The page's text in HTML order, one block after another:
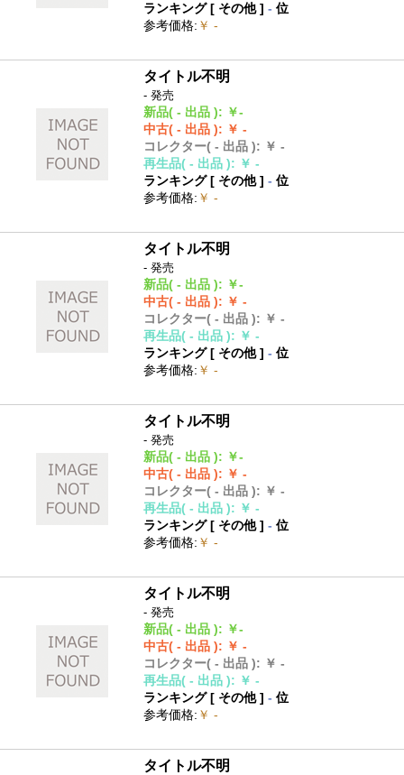
ランキング [ その他]- 位
参考価格: ￥ -
タイトル不明
- 発売
新品( - 出品 ): ￥-
中古( - 出品 ): ￥ -
コレクター( - 出品 ): ￥ -
再生品( - 出品 ): ￥ -
ランキング [ その他]- 位
参考価格: ￥ -
タイトル不明
- 発売
新品( - 出品 ): ￥-
中古( - 出品 ): ￥ -
コレクター( - 出品 ): ￥ -
再生品( - 出品 ): ￥ -
ランキング [ その他]- 位
参考価格: ￥ -
タイトル不明
- 発売
新品( - 出品 ): ￥-
中古( - 出品 ): ￥ -
コレクター( - 出品 ): ￥ -
再生品( - 出品 ): ￥ -
ランキング [ その他]- 位
参考価格: ￥ -
タイトル不明
- 発売
新品( - 出品 ): ￥-
中古( - 出品 ): ￥ -
コレクター( - 出品 ): ￥ -
再生品( - 出品 ): ￥ -
ランキング [ その他]- 位
参考価格: ￥ -
タイトル不明